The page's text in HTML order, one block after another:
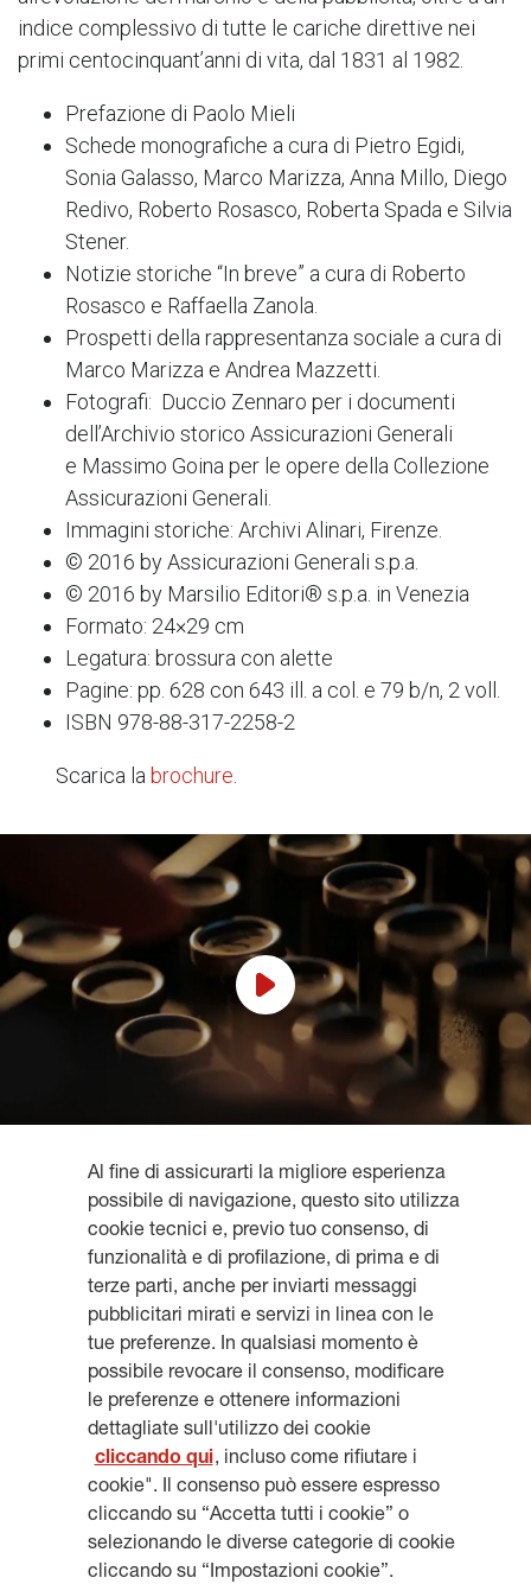
indice complessivo di tutte le cariche direttive nei
primi centocinquant’anni di vita, dal 1831 al 1982.
Prefazione di Paolo Mieli
Schede monografiche a cura di Pietro Egidi,
Sonia Galasso, Marco Marizza, Anna Millo, Diego
Redivo, Roberto Rosasco, Roberta Spada e Silvia
Stener.
Notizie storiche “In breve” a cura di Roberto
Rosasco e Raffaella Zanola.
Prospetti della rappresentanza sociale a cura di
Marco Marizza e Andrea Mazzetti.
Fotografi: Duccio Zennaro per i documenti
dell’Archivio storico Assicurazioni Generali
e Massimo Goina per le opere della Collezione
Assicurazioni Generali.
Immagini storiche: Archivi Alinari, Firenze.
© 2016 by Assicurazioni Generali s.p.a.
© 2016 by Marsilio Editori® s.p.a. in Venezia
Formato: 24×29 cm
Legatura: brossura con alette
Pagine: pp. 628 con 643 ill. a col. e 79 b/n, 2 voll.
ISBN 978-88-317-2258-2
Scarica la brochure
Resta aggiornato, iscriviti alla
newsletter
ISCRIVITI
Al fine di assicurarti la migliore esperienza
possibile di navigazione, questo sito utilizza
cookie tecnici e, previo tuo consenso, di
funzionalità e di profilazione, di prima e di
terze parti, anche per inviarti messaggi
pubblicitari mirati e servizi in linea con le
tue preferenze. In qualsiasi momento è
possibile revocare il consenso, modificare
le preferenze e ottenere informazioni
dettagliate sull'utilizzo dei cookie
cliccando qui, incluso come rifiutare i
cookie". Il consenso può essere espresso
cliccando su “Accetta tutti i cookie” o
selezionando le diverse categorie di cookie
cliccando su “Impostazioni cookie”.